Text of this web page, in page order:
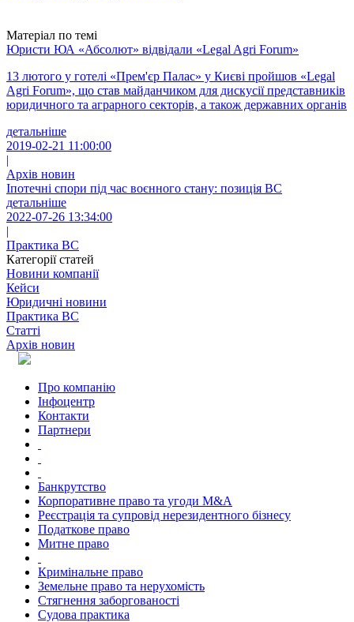
Матеріал по темі
Юристи ЮА «Абсолют» відвідали «Legal Agri Forum»
13 лютого у готелі «Прем'єр Палас» у Києві пройшов «Legal
Agri Forum», що став майданчиком для дискусії представників
юридичного та аграрного секторів, а також державних органів
детальніше
2019-02-21 11:00:00
|
Архів новин
Іпотечні спори під час воєнного стану: позиція ВС
детальніше
2022-07-26 13:34:00
|
Практика ВС
Категорії статей
Новини компанії
Кейси
Юридичні новини
Практика ВС
Статті
Архів новин
Про компанію
Інфоцентр
Контакти
Партнери
Банкрутство
Корпоративне право та угоди M&A
Реєстрація та супровід нерезидентного бізнесу
Податкове право
Митне право
Кримінальне право
Земельне право та нерухомість
Стягнення заборгованості
Судова практика